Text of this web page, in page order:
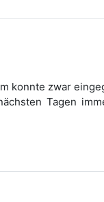
konnte zwar
Tagen